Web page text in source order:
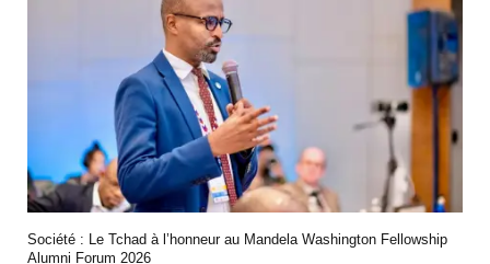
Société : Le Tchad à l’honneur au Mandela Washington Fellowship
Alumni Forum 2026